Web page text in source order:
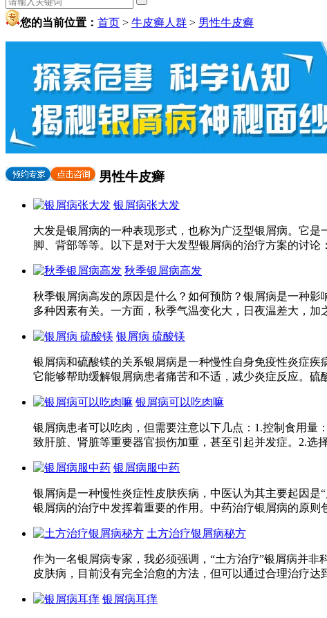
您的当前位置： 首页 > 牛皮癣人群 > 男性牛皮癣
男性牛皮癣
银屑病张大发
大发是银屑病的一种表现形式，也称为广泛型银屑病。它
脚、背部等等。以下是对于大发型银屑病的治疗方案的讨论
秋季银屑病高发
秋季银屑病高发的原因是什么？如何预防？银屑病是一种
多种因素有关。一方面，秋季气温变化大，日夜温差大，
银屑病 硫酸镁
银屑病和硫酸镁的关系银屑病是一种慢性自身免疫性炎症
它能够帮助缓解银屑病患者痛苦和不适，减少炎症反应。
银屑病可以吃肉嘛
银屑病患者可以吃肉，但需要注意以下几点：1.控制食用
致肝脏、肾脏等重要器官损伤加重，甚至引起并发症。2.选
银屑病服中药
银屑病是一种慢性炎症性皮肤疾病，中医认为其主要起因
银屑病的治疗中发挥着重要的作用。中药治疗银屑病的原
土方治疗银屑病秘方
作为一名银屑病专家，我必须强调，“土方治疗”银屑病并
皮肤病，目前没有完全治愈的方法，但可以通过合理治疗
银屑病耳痒